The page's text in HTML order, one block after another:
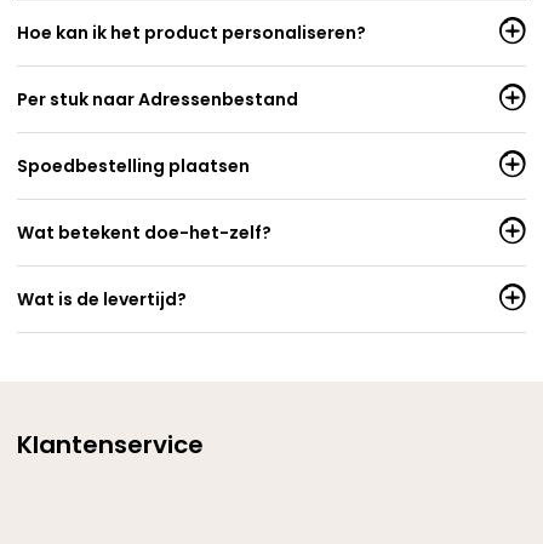
Hoe kan ik het product personaliseren?
Per stuk naar Adressenbestand
Spoedbestelling plaatsen
Wat betekent doe-het-zelf?
Wat is de levertijd?
Klantenservice